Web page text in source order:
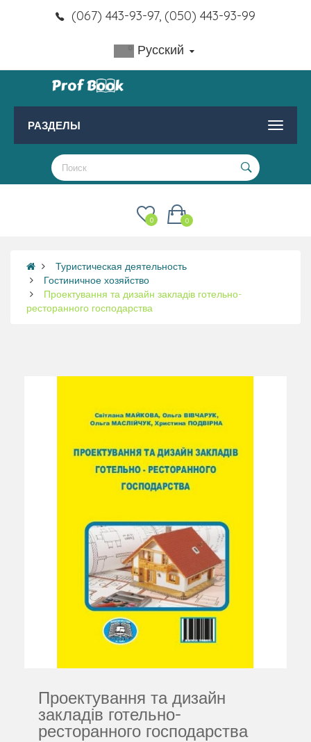
(067) 443-93-97, (050) 443-93-99
Русский
РАЗДЕЛЫ
0
0
Туристическая деятельность
Гостиничное хозяйство
Проектування та дизайн закладів готельно-
ресторанного господарства
Проектування та дизайн
закладів готельно-
ресторанного господарства